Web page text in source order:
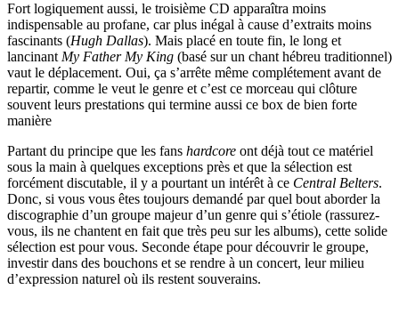
Fort logiquement aussi, le troisième CD apparaîtra moins
indispensable au profane, car plus inégal à cause d’extraits moins
fascinants (Hugh Dallas). Mais placé en toute fin, le long et
lancinant My Father My King (basé sur un chant hébreu traditionnel)
vaut le déplacement. Oui, ça s’arrête même complétement avant de
repartir, comme le veut le genre et c’est ce morceau qui clôture
souvent leurs prestations qui termine aussi ce box de bien forte
manière
Partant du principe que les fans hardcore ont déjà tout ce matériel
sous la main à quelques exceptions près et que la sélection est
forcément discutable, il y a pourtant un intérêt à ce Central Belters.
Donc, si vous vous êtes toujours demandé par quel bout aborder la
discographie d’un groupe majeur d’un genre qui s’étiole (rassurez-
vous, ils ne chantent en fait que très peu sur les albums), cette solide
sélection est pour vous. Seconde étape pour découvrir le groupe,
investir dans des bouchons et se rendre à un concert, leur milieu
d’expression naturel où ils restent souverains.